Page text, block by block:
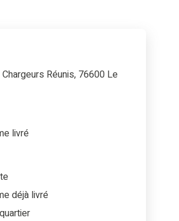
Réunis, 76600 Le
livré
déjà livré